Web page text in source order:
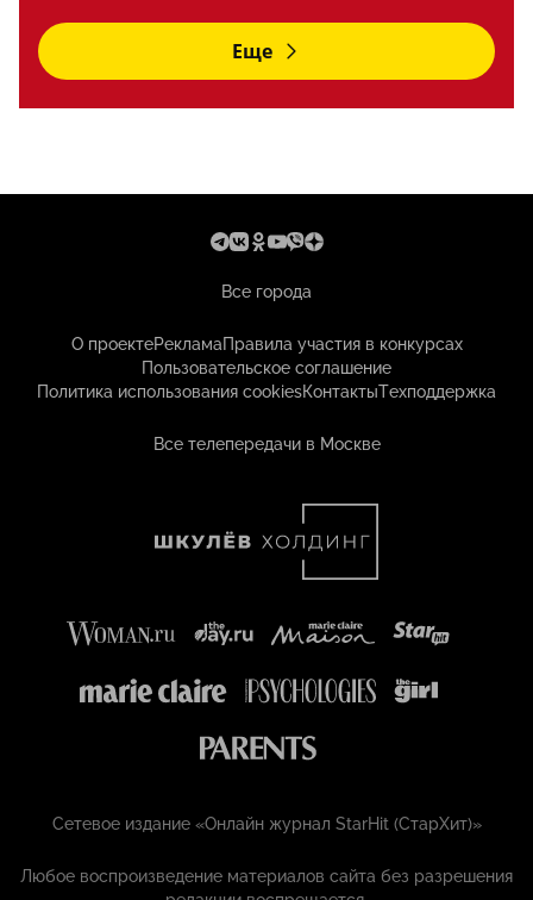
Еще
Все города
О проектеРекламаПравила участия в конкурсах
Пользовательское соглашение
Политика использования cookiesКонтактыТехподдержка
Все телепередачи в Москве
Сетевое издание «Онлайн журнал StarHit (СтарХит)»
Любое воспроизведение материалов сайта без разрешения